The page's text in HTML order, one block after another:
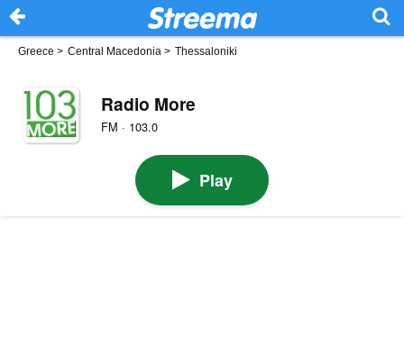
Greece > Central Macedonia > Thessaloniki
Radio More
FM · 103.0
Play